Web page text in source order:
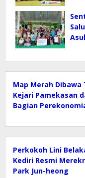
Map Merah Dibawa
Kejari Pamekasan
Bagian
Perkokoh Lini
Kediri Resmi
Park Jun-heong